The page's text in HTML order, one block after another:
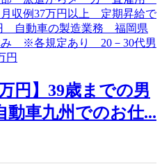
円】39歳までの男
動車九州でのお仕...